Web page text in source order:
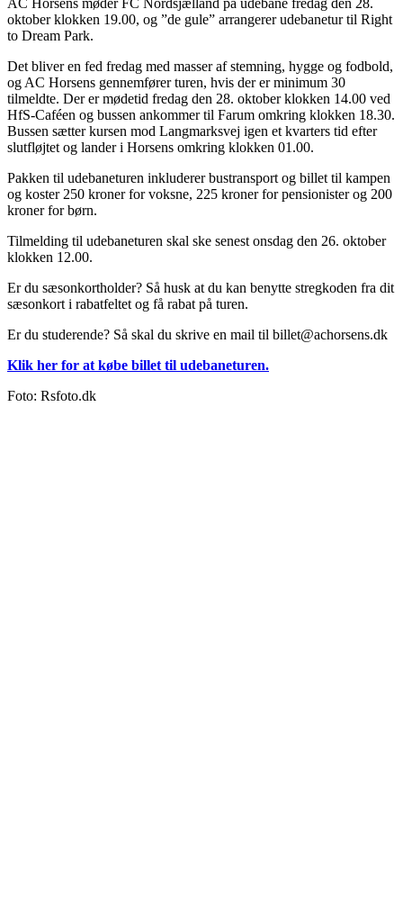
AC Horsens møder FC Nordsjælland på udebane fredag den 28.
oktober klokken 19.00, og ”de gule” arrangerer udebanetur til Right
to Dream Park.
Det bliver en fed fredag med masser af stemning, hygge og fodbold,
og AC Horsens gennemfører turen, hvis der er minimum 30
tilmeldte. Der er mødetid fredag den 28. oktober klokken 14.00 ved
HfS-Caféen og bussen ankommer til Farum omkring klokken 18.30.
Bussen sætter kursen mod Langmarksvej igen et kvarters tid efter
slutfløjtet og lander i Horsens omkring klokken 01.00.
Pakken til udebaneturen inkluderer bustransport og billet til kampen
og koster 250 kroner for voksne, 225 kroner for pensionister og 200
kroner for børn.
Tilmelding til udebaneturen skal ske senest onsdag den 26. oktober
klokken 12.00.
Er du sæsonkortholder? Så husk at du kan benytte stregkoden fra dit
sæsonkort i rabatfeltet og få rabat på turen.
Er du studerende? Så skal du skrive en mail til billet@achorsens.dk
Klik her for at købe billet til udebaneturen.
Foto: Rsfoto.dk